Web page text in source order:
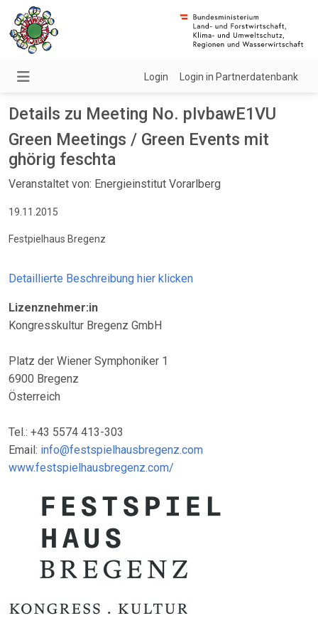
Login Login in Partnerdatenbank
Details zu Meeting No. pIvbawE1VU
Green Meetings / Green Events mit
ghörig feschta
Veranstaltet von: Energieinstitut Vorarlberg
19.11.2015
Festpielhaus Bregenz
Detaillierte Beschreibung hier klicken
Lizenznehmer:in
Kongresskultur Bregenz GmbH
Platz der Wiener Symphoniker 1
6900 Bregenz
Österreich
Tel.: +43 5574 413-303
Email: info@festspielhausbregenz.com
www.festspielhausbregenz.com/